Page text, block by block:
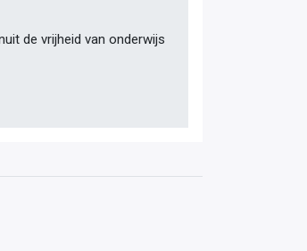
de vrijheid van onderwijs